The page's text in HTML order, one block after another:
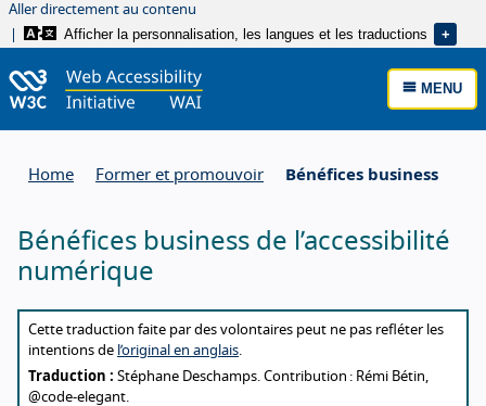
Aller directement au contenu
Afficher la personnalisation, les langues et les traductions
MENU
Home Former et promouvoir Bénéfices business
Bénéfices business de l’accessibilité
numérique
About this translation
Cette traduction faite par des volontaires peut ne pas refléter les
intentions de l’original en anglais.
Traduction : Stéphane Deschamps. Contribution : Rémi Bétin,
@code-elegant.